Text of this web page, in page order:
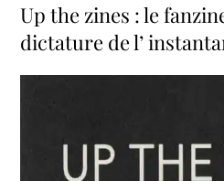
Up the zines : le
dictature de l’